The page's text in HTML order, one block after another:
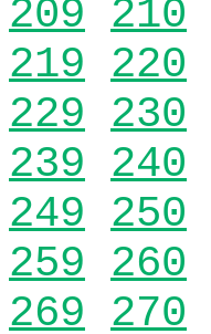
209 210
219 220
229 230
239 240
249 250
259 260
269 270